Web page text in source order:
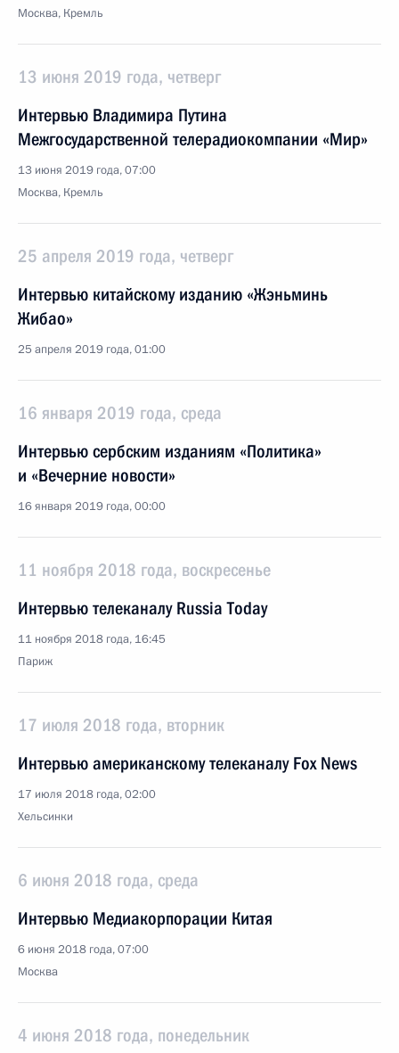
Москва, Кремль
13 июня 2019 года, четверг
Интервью Владимира Путина
Межгосударственной телерадиокомпании «Мир»
13 июня 2019 года, 07:00
Москва, Кремль
25 апреля 2019 года, четверг
Интервью китайскому изданию «Жэньминь
Жибао»
25 апреля 2019 года, 01:00
16 января 2019 года, среда
Интервью сербским изданиям «Политика»
и «Вечерние новости»
16 января 2019 года, 00:00
11 ноября 2018 года, воскресенье
Интервью телеканалу Russia Today
11 ноября 2018 года, 16:45
Париж
17 июля 2018 года, вторник
Интервью американскому телеканалу Fox News
17 июля 2018 года, 02:00
Хельсинки
6 июня 2018 года, среда
Интервью Медиакорпорации Китая
6 июня 2018 года, 07:00
Москва
4 июня 2018 года, понедельник